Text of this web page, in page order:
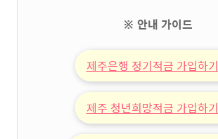
※ 안내 가이드
제주은행 정기적금 가입하기
제주 청년희망적금 가입하기